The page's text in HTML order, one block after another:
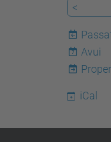
<
7
Avui
iCal